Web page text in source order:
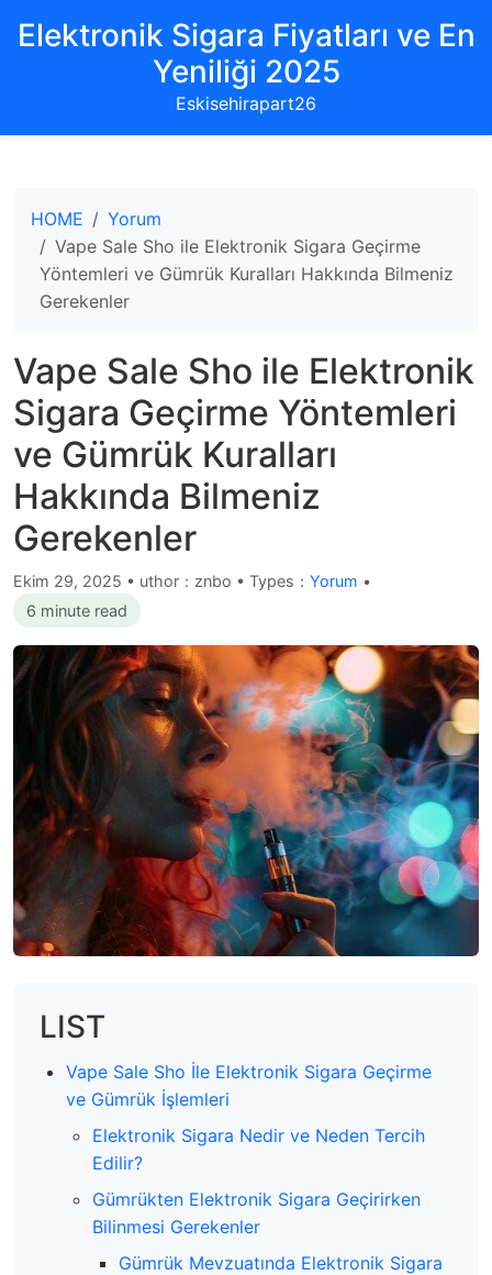
Elektronik Sigara Fiyatları ve En
Yeniliği 2025
Eskisehirapart26
HOME
Yorum
Vape Sale Sho ile Elektronik Sigara Geçirme
Yöntemleri ve Gümrük Kuralları Hakkında Bilmeniz
Gerekenler
Vape Sale Sho ile Elektronik
Sigara Geçirme Yöntemleri
ve Gümrük Kuralları
Hakkında Bilmeniz
Gerekenler
Ekim 29, 2025 • uthor：znbo • Types： Yorum •
6 minute read
LIST
Vape Sale Sho İle Elektronik Sigara Geçirme
ve Gümrük İşlemleri
Elektronik Sigara Nedir ve Neden Tercih
Edilir?
Gümrükten Elektronik Sigara Geçirirken
Bilinmesi Gerekenler
Gümrük Mevzuatında Elektronik Sigara